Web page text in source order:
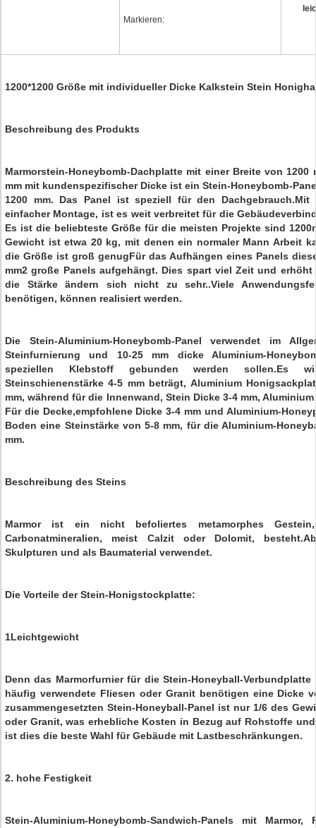
Markieren:
1200*1200 Größe mit individueller Dicke Kalkstein Stein
Beschreibung des Produkts
Marmorstein-Honeybomb-Dachplatte mit einer Breite von
mm mit kundenspezifischer Dicke ist ein Stein-Honeybomb-
1200 mm. Das Panel ist speziell für den
einfacher Montage, ist es weit verbreitet für die
Es ist die beliebteste Größe für die meisten Projekte sind
Gewicht ist etwa 20 kg, mit denen ein normaler Mann Arbeit
die Größe ist groß genugFür das Aufhängen eines Panels
mm2 große Panels aufgehängt. Dies spart viel Zeit und
die Stärke ändern sich nicht zu sehr..Viele
benötigen, können realisiert werden.
Die Stein-Aluminium-Honeybomb-Panel verwendet im
Steinfurnierung und 10-25 mm dicke Aluminium-
speziellen Klebstoff gebunden werden sollen.Es
Steinschienenstärke 4-5 mm beträgt, Aluminium
mm, während für die Innenwand, Stein Dicke 3-4 mm,
Für die Decke,empfohlene Dicke 3-4 mm und Aluminium-
Boden eine Steinstärke von 5-8 mm, für die Aluminium-
mm.
Beschreibung des Steins
Marmor ist ein nicht befoliertes metamorphes
Carbonatmineralien, meist Calzit oder Dolomit,
Skulpturen und als Baumaterial verwendet.
Die Vorteile der Stein-Honigstockplatte:
1Leichtgewicht
Denn das Marmorfurnier für die Stein-Honeyball-
häufig verwendete Fliesen oder Granit benötigen eine Dicke
zusammengesetzten Stein-Honeyball-Panel ist nur 1/6 des
oder Granit, was erhebliche Kosten in Bezug auf Rohstoffe
ist dies die beste Wahl für Gebäude mit Lastbeschränkungen.
2. hohe Festigkeit
Stein-Aluminium-Honeybomb-Sandwich-Panels mit